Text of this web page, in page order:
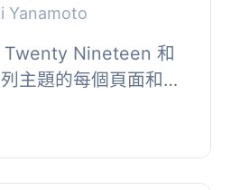
Yanamoto
Twenty Nineteen 和
主題的每個頁面和文
和傳統的編